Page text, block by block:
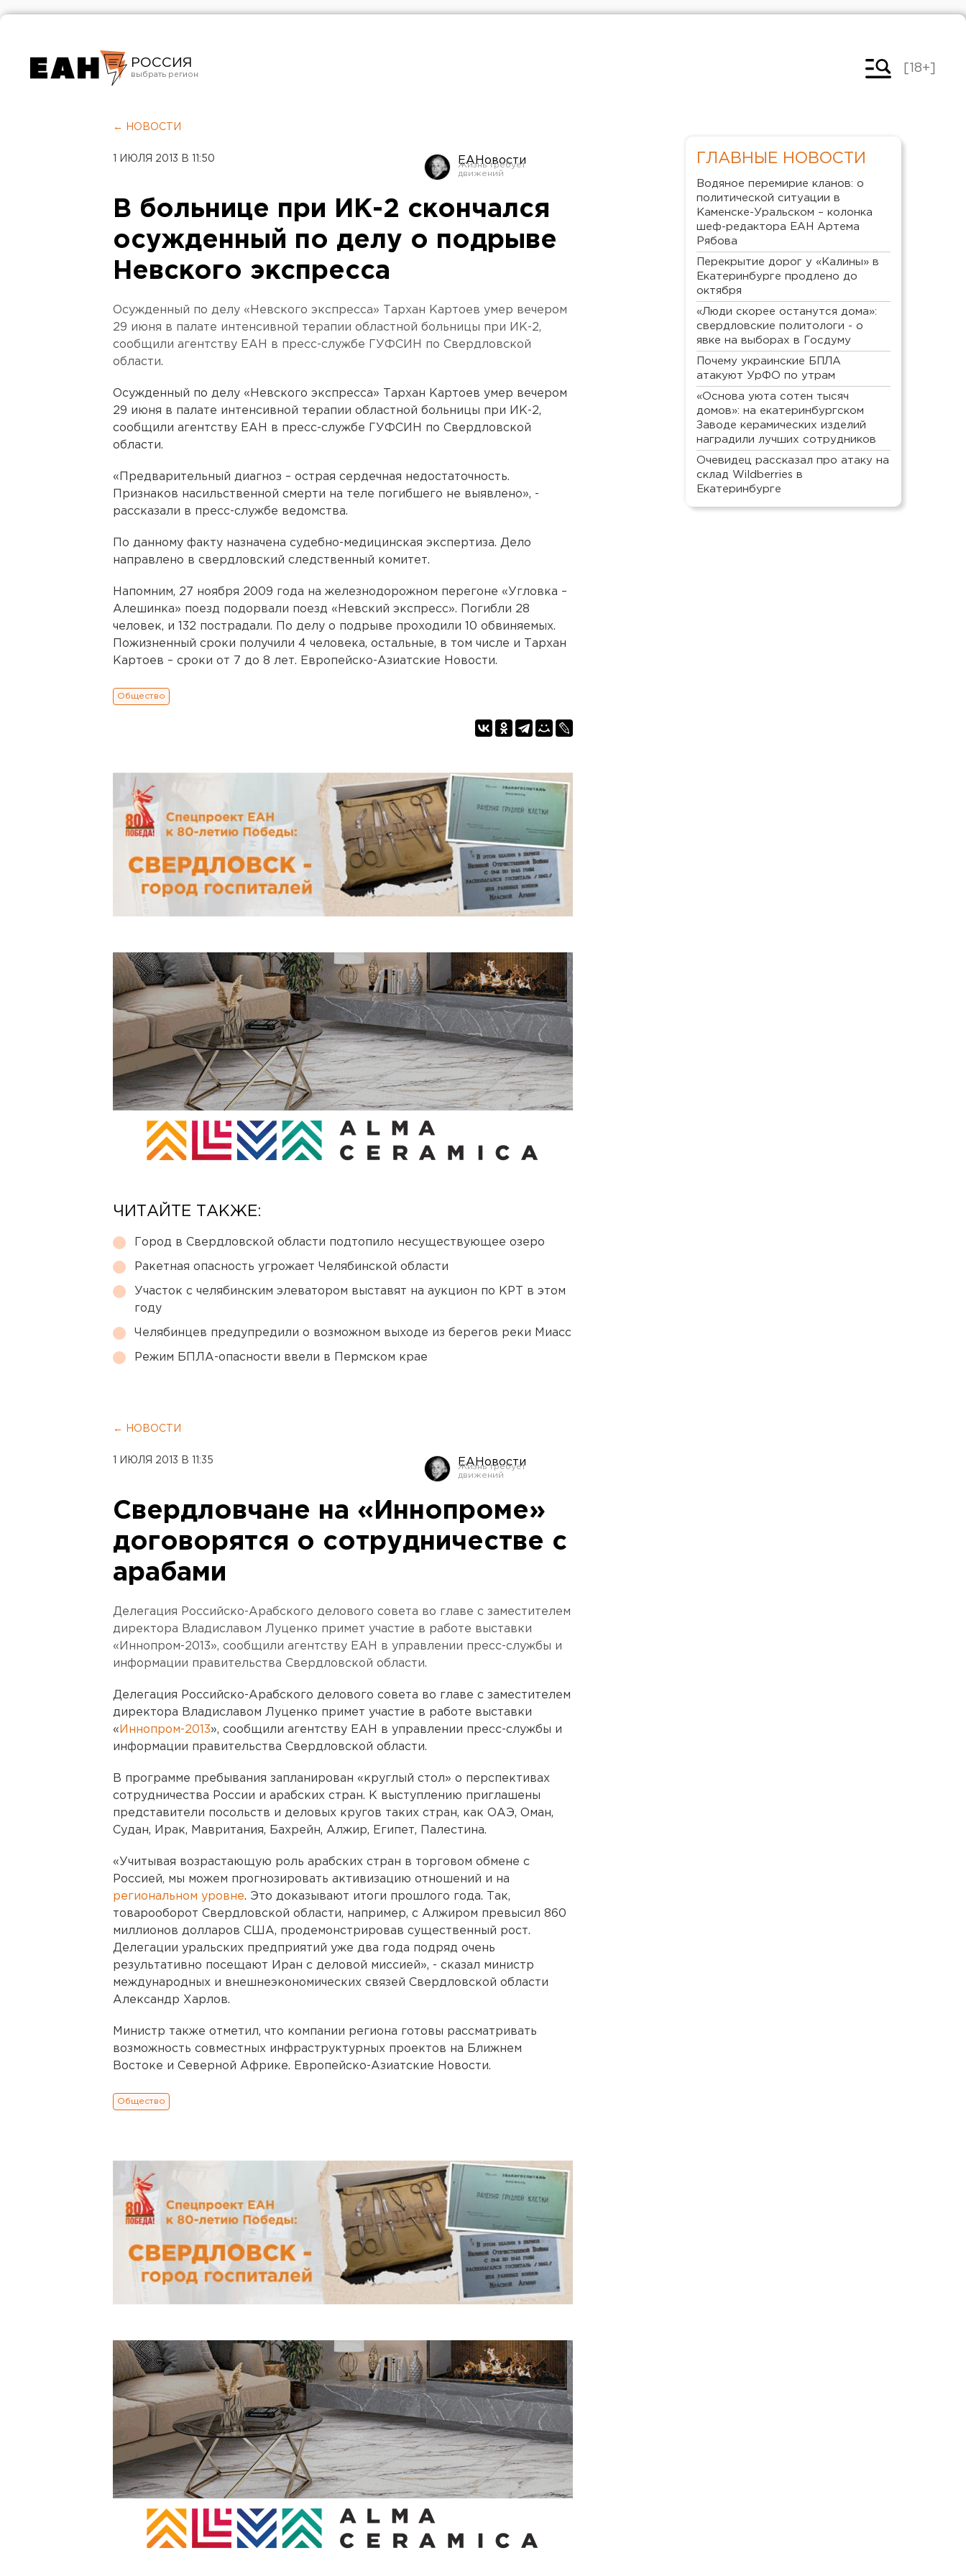
РОССИЯ
Челябинск
[18+]
← НОВОСТИ
1 ИЮЛЯ 2013 В 11:50 ЕАНовости
В больнице при ИК-2 скончался
осужденный по делу о подрыве
Невского экспресса
Осужденный по делу «Невского экспресса» Тархан Картоев умер вечером
29 июня в палате интенсивной терапии областной больницы при ИК-2,
сообщили агентству ЕАН в пресс-службе ГУФСИН по Свердловской
области.
Осужденный по делу «Невского экспресса» Тархан Картоев умер вечером
29 июня в палате интенсивной терапии областной больницы при ИК-2,
сообщили агентству ЕАН в пресс-службе ГУФСИН по Свердловской
области.
«Предварительный диагноз – острая сердечная недостаточность.
Признаков насильственной смерти на теле погибшего не выявлено», -
рассказали в пресс-службе ведомства.
По данному факту назначена судебно-медицинская экспертиза. Дело
направлено в свердловский следственный комитет.
Напомним, 27 ноября 2009 года на железнодорожном перегоне «Угловка –
Алешинка» поезд подорвали поезд «Невский экспресс». Погибли 28
человек, и 132 пострадали. По делу о подрыве проходили 10 обвиняемых.
Пожизненный сроки получили 4 человека, остальные, в том числе и Тархан
Картоев – сроки от 7 до 8 лет. Европейско-Азиатские Новости.
Общество
ЧИТАЙТЕ ТАКЖЕ:
Город в Свердловской области подтопило несуществующее озеро
Ракетная опасность угрожает Челябинской области
Участок с челябинским элеватором выставят на аукцион по КРТ в этом
году
Челябинцев предупредили о возможном выходе из берегов реки Миасс
Режим БПЛА-опасности ввели в Пермском крае
← НОВОСТИ
1 ИЮЛЯ 2013 В 11:35 ЕАНовости
Свердловчане на «Иннопроме»
договорятся о сотрудничестве с
арабами
Делегация Российско-Арабского делового совета во главе с заместителем
директора Владиславом Луценко примет участие в работе выставки
«Иннопром-2013», сообщили агентству ЕАН в управлении пресс-службы и
информации правительства Свердловской области.
Делегация Российско-Арабского делового совета во главе с заместителем
директора Владиславом Луценко примет участие в работе выставки
« Иннопром-2013», сообщили агентству ЕАН в управлении пресс-службы и
информации правительства Свердловской области.
В программе пребывания запланирован «круглый стол» о перспективах
сотрудничества России и арабских стран. К выступлению приглашены
представители посольств и деловых кругов таких стран, как ОАЭ, Оман,
Судан, Ирак, Мавритания, Бахрейн, Алжир, Египет, Палестина.
«Учитывая возрастающую роль арабских стран в торговом обмене с
Россией, мы можем прогнозировать активизацию отношений и на
региональном уровне. Это доказывают итоги прошлого года. Так,
товарооборот Свердловской области, например, с Алжиром превысил 860
миллионов долларов США, продемонстрировав существенный рост.
Делегации уральских предприятий уже два года подряд очень
результативно посещают Иран с деловой миссией», - сказал министр
международных и внешнеэкономических связей Свердловской области
Александр Харлов.
Министр также отметил, что компании региона готовы рассматривать
возможность совместных инфраструктурных проектов на Ближнем
Востоке и Северной Африке. Европейско-Азиатские Новости.
Общество
ГЛАВНЫЕ НОВОСТИ
Водяное перемирие кланов: о
политической ситуации в
Каменске-Уральском – колонка
шеф-редактора ЕАН Артема
Рябова
Перекрытие дорог у «Калины» в
Екатеринбурге продлено до
октября
«Люди скорее останутся дома»:
свердловские политологи - о
явке на выборах в Госдуму
Почему украинские БПЛА
атакуют УрФО по утрам
«Основа уюта сотен тысяч
домов»: на екатеринбургском
Заводе керамических изделий
наградили лучших сотрудников
Очевидец рассказал про атаку на
склад Wildberries в
Екатеринбурге